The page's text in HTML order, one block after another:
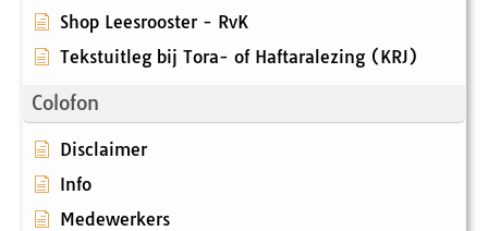
Shop Leesrooster - RvK
Tekstuitleg bij Tora- of Haftaralezing (KRJ)
Colofon
Disclaimer
Info
Medewerkers